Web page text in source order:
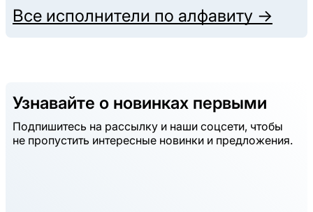
Все исполнители по алфавиту →
Узнавайте о новинках первыми
Подпишитесь на рассылку и наши соцсети, чтобы
не пропустить интересные новинки и предложения.